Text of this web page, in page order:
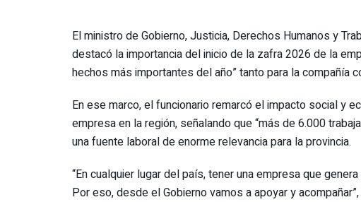
El ministro de Gobierno, Justicia, Derechos Humanos y
destacó la importancia del inicio de la zafra 2026 de la
hechos más importantes del año” tanto para la compañía
En ese marco, el funcionario remarcó el impacto social y
empresa en la región, señalando que “más de 6.000
una fuente laboral de enorme relevancia para la provincia.
“En cualquier lugar del país, tener una empresa que
Por eso, desde el Gobierno vamos a apoyar y